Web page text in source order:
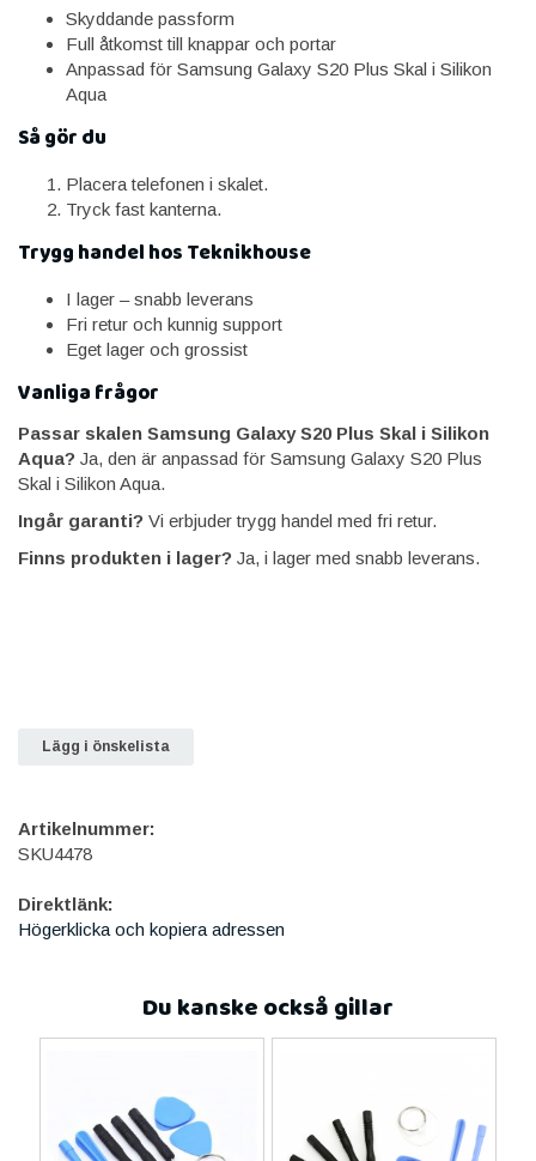
Skyddande passform
Full åtkomst till knappar och portar
Anpassad för Samsung Galaxy S20 Plus Skal i Silikon
Aqua
Så gör du
Placera telefonen i skalet.
Tryck fast kanterna.
Trygg handel hos Teknikhouse
I lager – snabb leverans
Fri retur och kunnig support
Eget lager och grossist
Vanliga frågor
Passar skalen Samsung Galaxy S20 Plus Skal i Silikon
Aqua? Ja, den är anpassad för Samsung Galaxy S20 Plus
Skal i Silikon Aqua.
Ingår garanti? Vi erbjuder trygg handel med fri retur.
Finns produkten i lager? Ja, i lager med snabb leverans.
Lägg i önskelista
Artikelnummer:
SKU4478
Direktlänk:
Högerklicka och kopiera adressen
Du kanske också gillar